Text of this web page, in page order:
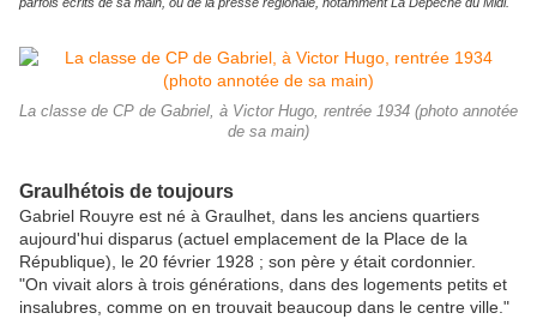
La classe de CP de Gabriel, à Victor Hugo, rentrée 1934 (photo annotée
de sa main)
Graulhétois de toujours
Gabriel Rouyre est né à Graulhet, dans les anciens quartiers
aujourd'hui disparus (actuel emplacement de la Place de la
République), le 20 février 1928 ; son père y était cordonnier.
"On vivait alors à trois générations, dans des logements petits et
insalubres, comme on en trouvait beaucoup dans le centre ville."